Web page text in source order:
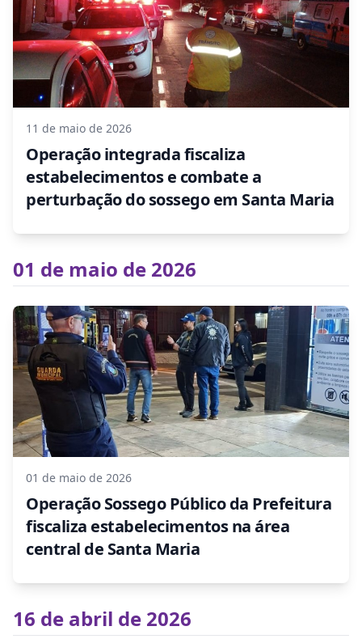
11 de maio de 2026
Operação integrada fiscaliza
estabelecimentos e combate a
perturbação do sossego em Santa Maria
01 de maio de 2026
01 de maio de 2026
Operação Sossego Público da Prefeitura
fiscaliza estabelecimentos na área
central de Santa Maria
16 de abril de 2026